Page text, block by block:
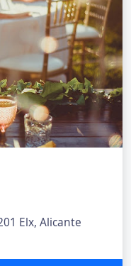
Elx, Alicante